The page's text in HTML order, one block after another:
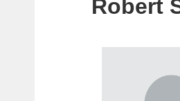
Robert